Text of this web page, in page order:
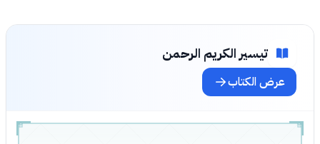
تيسير الكريم الرحمن
عرض الكتاب